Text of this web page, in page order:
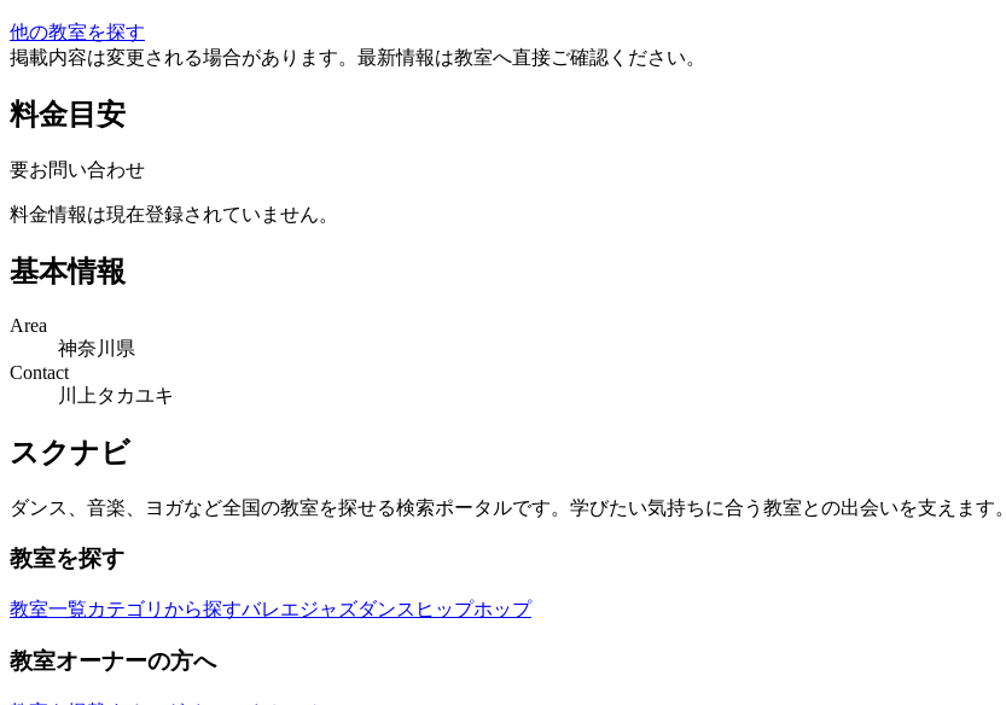
他の教室を探す
掲載内容は変更される場合があります。最新情報は教室へ直接ご確認ください。
料金目安
要お問い合わせ
料金情報は現在登録されていません。
基本情報
Area
神奈川県
Contact
川上タカユキ
スクナビ
ダンス、音楽、ヨガなど全国の教室を探せる検索ポータルです。学びたい気持ちに合う教室との出会いを支えます。
教室を探す
教室一覧カテゴリから探すバレエジャズダンス ヒップホップ
教室オーナーの方へ